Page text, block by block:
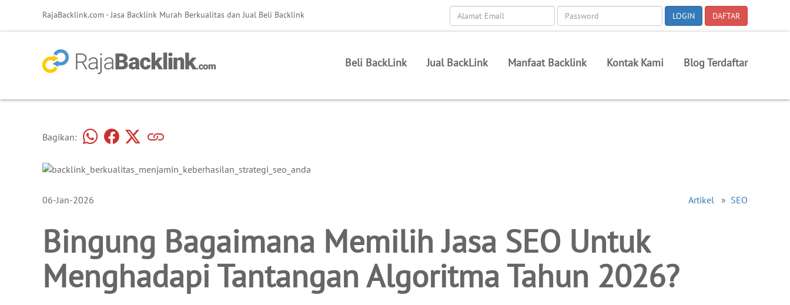
RajaBacklink.com - Jasa Backlink Murah Berkualitas dan Jual Beli Backlink
Beli BackLink Jual BackLink Manfaat Backlink Kontak Kami Blog Terdaftar
Bagikan:
06-Jan-2026 Artikel » SEO
Bingung Bagaimana Memilih Jasa SEO Untuk
Menghadapi Tantangan Algoritma Tahun 2026?